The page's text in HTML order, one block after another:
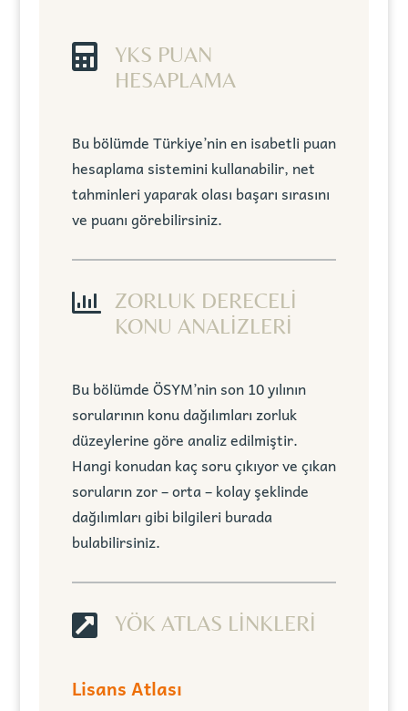

YKS PUAN
HESAPLAMA
Bu bölümde Türkiye’nin en isabetli puan
hesaplama sistemini kullanabilir, net
tahminleri yaparak olası başarı sırasını
ve puanı görebilirsiniz.

ZORLUK DERECELİ
KONU ANALİZLERİ
Bu bölümde ÖSYM’nin son 10 yılının
sorularının konu dağılımları zorluk
düzeylerine göre analiz edilmiştir.
Hangi konudan kaç soru çıkıyor ve çıkan
soruların zor – orta – kolay şeklinde
dağılımları gibi bilgileri burada
bulabilirsiniz.
 YÖK ATLAS LİNKLERİ
Lisans Atlası